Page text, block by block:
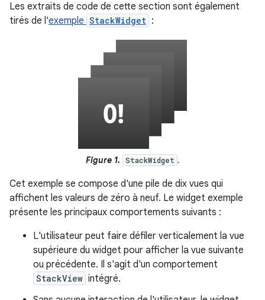
Les extraits de code de cette section sont également
tirés de l'exemple StackWidget :
Figure 1. StackWidget .
Cet exemple se compose d'une pile de dix vues qui
affichent les valeurs de zéro à neuf. Le widget exemple
présente les principaux comportements suivants :
L'utilisateur peut faire défiler verticalement la vue
supérieure du widget pour afficher la vue suivante
ou précédente. Il s'agit d'un comportement
StackView intégré.